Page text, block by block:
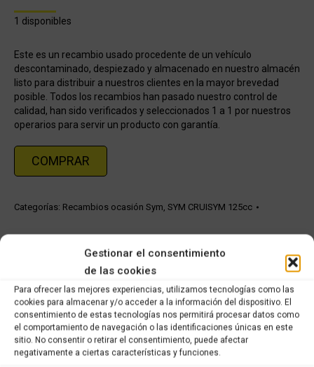
Gestionar el consentimiento
de las cookies
Para ofrecer las mejores experiencias, utilizamos tecnologías como las
cookies para almacenar y/o acceder a la información del dispositivo. El
consentimiento de estas tecnologías nos permitirá procesar datos como
el comportamiento de navegación o las identificaciones únicas en este
sitio. No consentir o retirar el consentimiento, puede afectar
negativamente a ciertas características y funciones.
1 disponibles
Este es un recambio usado procedente de un vehículo
descontaminado, despiezado y almacenado en nuestro almacén
listo para distribuir a nuestros clientes en la mayor brevedad
posible. Todos los recambios han pasado nuestro control de
calidad, han sido verificados y seleccionados 1 a 1 por nuestros
operarios para servir un producto con garantía.
COMPRAR
Categorías: Recambios ocasión Sym SYM CRUISYM 125cc
Share this product
on
X
on
Facebook
on
Pinterest
on
LinkedIn
Productos relacionados